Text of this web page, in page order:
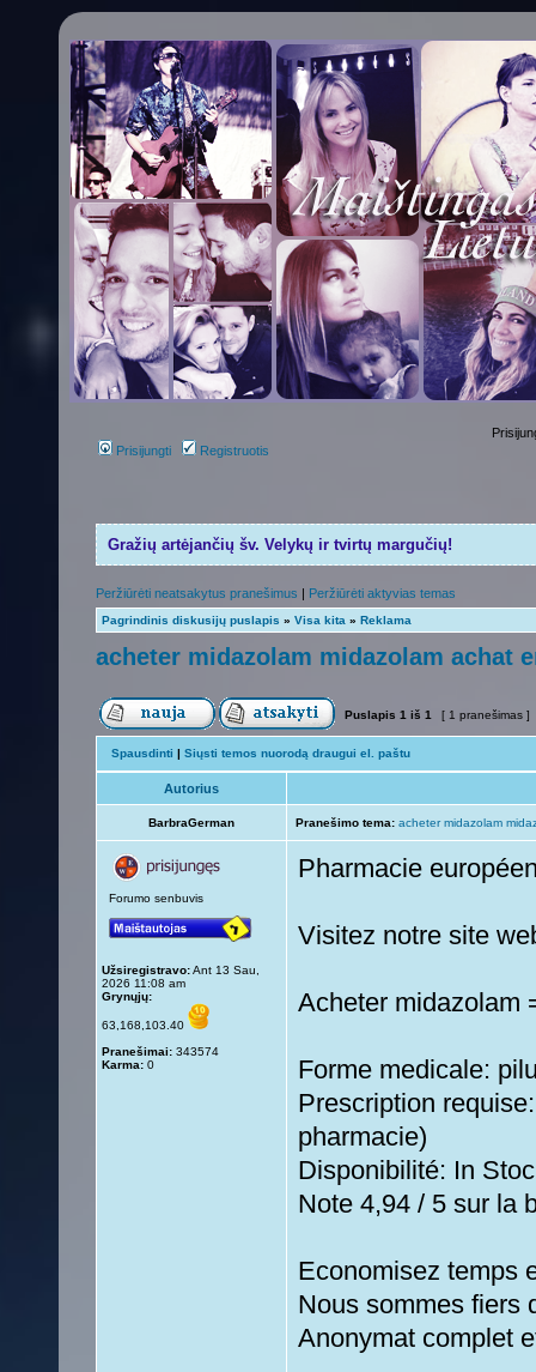
Prisijungti Registruotis
Gražių artėjančių šv. Velykų ir tvirtų margučių!
Peržiūrėti neatsakytus pranešimus | Peržiūrėti aktyvias temas
Pagrindinis diskusijų puslapis » Visa kita » Reklama
acheter midazolam midazolam achat
Puslapis 1 iš 1 [ 1 pranešimas ]
Spausdinti | Siųsti temos nuorodą draugui el. paštu
Autorius
BarbraGerman Pranešimo tema: acheter midazolam
Forumo senbuvis
Užsiregistravo:Ant 13 Sau,
2026 11:08 am
Grynųjų:
63,168,103.40
Pranešimai: 343574
Karma: 0
Pharmacie
Visitez notre site
Acheter midazolam
Forme medicale:
Prescription
pharmacie)
Disponibilité: In
Note 4,94 / 5 sur la
Economisez temps
Nous sommes fiers
Anonymat complet